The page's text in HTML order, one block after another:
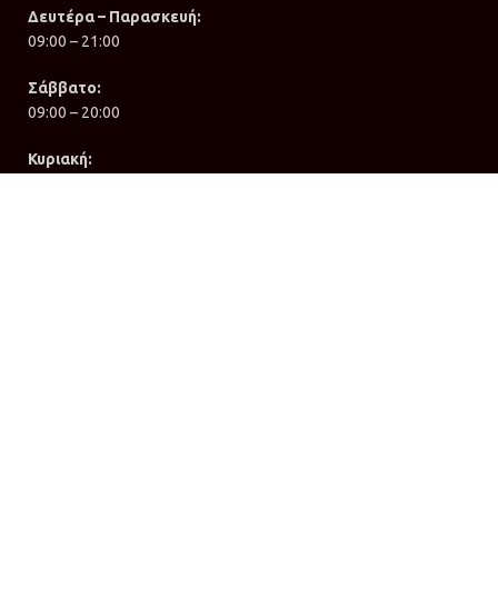
Δευτέρα – Παρασκευή:
09:00 – 21:00
Σάββατο:
09:00 – 20:00
Κυριακή: